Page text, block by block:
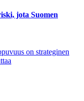
jota Suomen
on strateginen